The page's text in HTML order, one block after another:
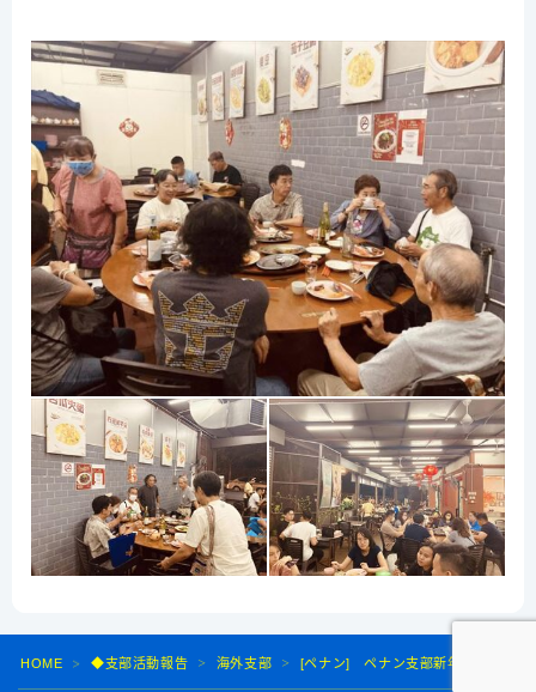
HOME ＞ ◆支部活動報告 ＞ 海外支部 ＞ [ペナン] ペナン支部新年会＆歓迎会